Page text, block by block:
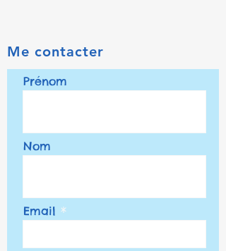
Me contacter
Prénom
Nom
Email